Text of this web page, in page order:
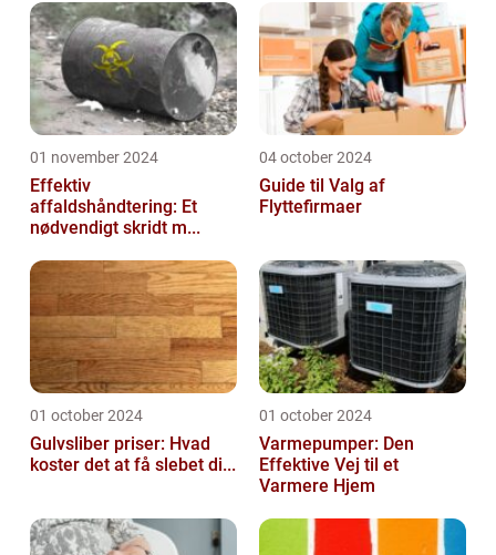
01 november 2024
Effektiv
affaldshåndtering: Et
nødvendigt skridt m...
04 october 2024
Guide til Valg af
Flyttefirmaer
01 october 2024
Gulvsliber priser: Hvad
koster det at få slebet di...
01 october 2024
Varmepumper: Den
Effektive Vej til et
Varmere Hjem